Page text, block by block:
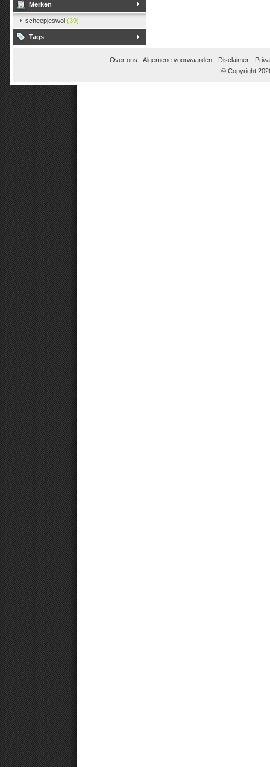
Merken
scheepjeswol (39)
Tags
Over ons -Algemene voorwaarden- Disclaimer-
© Copyright